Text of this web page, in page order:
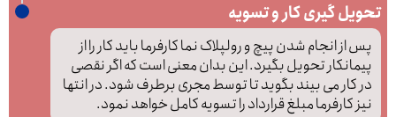
تحویل گیری کار و تسویه
پس از انجام شدن پیچ و رولپلاک نما کارفرما باید کار را از
پیمانکار تحویل بگیرد. این بدان معنی است که اگر نقصی
در کار می بیند بگوید تا توسط مجری برطرف شود. در انتها
نیز کارفرما مبلغ قرارداد را تسویه کامل خواهد نمود.